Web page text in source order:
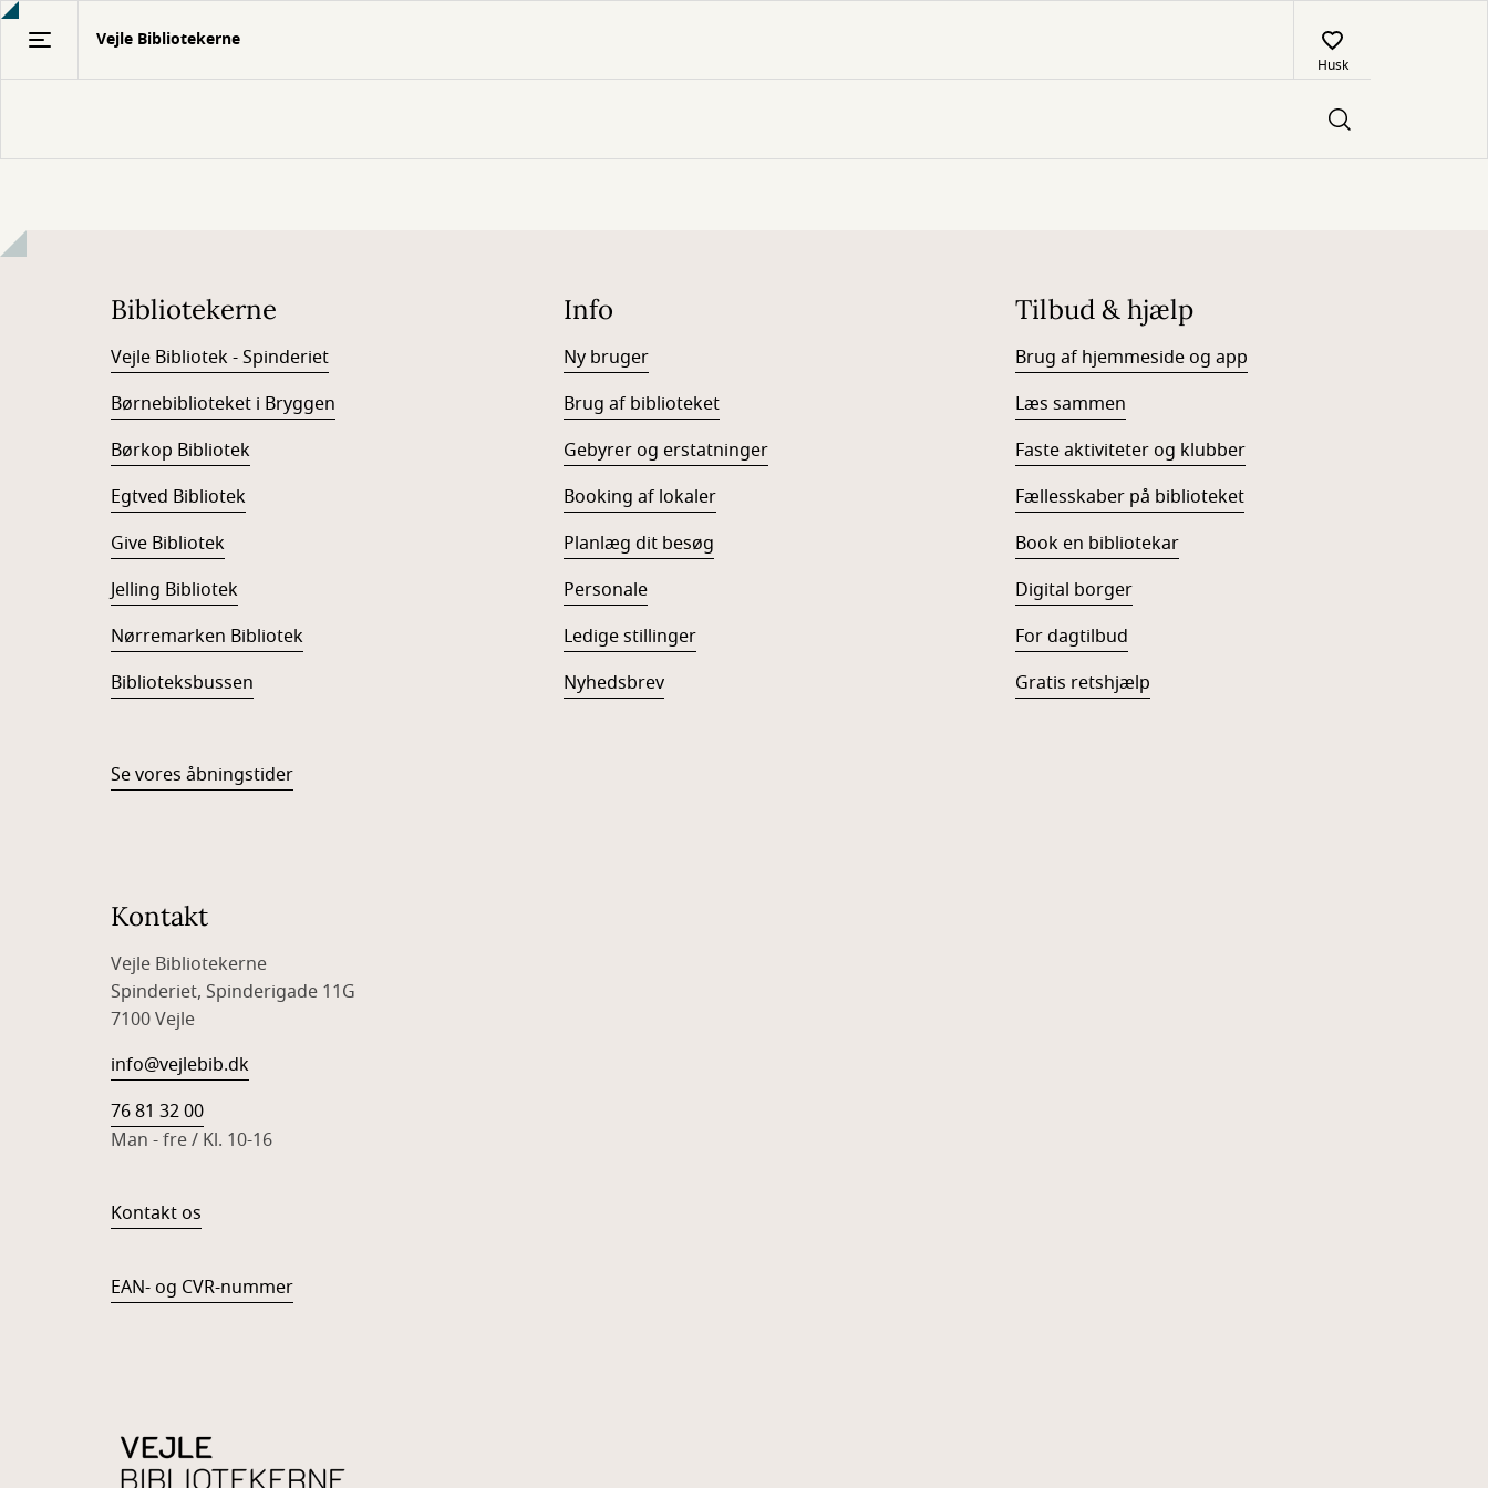
Gå
Vejle Bibliotekerne
Husk
Bibliotekerne
Vejle Bibliotek - Spinderiet
Børnebiblioteket i Bryggen
Børkop Bibliotek
Egtved Bibliotek
Give Bibliotek
Jelling Bibliotek
Nørremarken Bibliotek
Biblioteksbussen
Se vores åbningstider
Info
Ny bruger
Brug af biblioteket
Gebyrer og erstatninger
Booking af lokaler
Planlæg dit besøg
Personale
Ledige stillinger
Nyhedsbrev
Tilbud & hjælp
Brug af hjemmeside og app
Læs sammen
Faste aktiviteter og klubber
Fællesskaber på biblioteket
Book en bibliotekar
Digital borger
For dagtilbud
Gratis retshjælp
Kontakt
Vejle Bibliotekerne
Spinderiet, Spinderigade 11G
7100 Vejle
info@vejlebib.dk
76 81 32 00
Man - fre / Kl. 10-16
Kontakt os
EAN- og CVR-nummer